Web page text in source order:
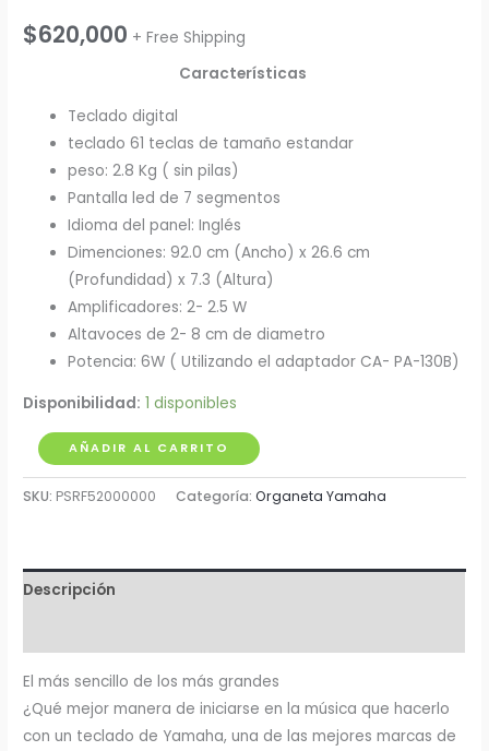
$620,000 + Free Shipping
Características
Teclado digital
teclado 61 teclas de tamaño estandar
peso: 2.8 Kg ( sin pilas)
Pantalla led de 7 segmentos
Idioma del panel: Inglés
Dimenciones: 92.0 cm (Ancho) x 26.6 cm
(Profundidad) x 7.3 (Altura)
Amplificadores: 2- 2.5 W
Altavoces de 2- 8 cm de diametro
Potencia: 6W ( Utilizando el adaptador CA- PA-130B)
Disponibilidad: 1 disponibles
Organeta
Yamaha
PSR-
AÑADIR AL CARRITO
SKU: PSRF52000000 Categoría:Organeta Yamaha
Descripción
El más sencillo de los más grandes
¿Qué mejor manera de iniciarse en la música que hacerlo
con un teclado de Yamaha, una de las mejores marcas de